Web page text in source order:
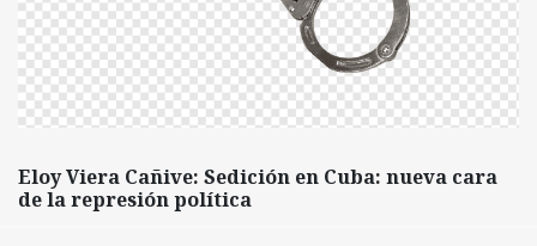
Eloy Viera Cañive: Sedición en Cuba: nueva cara
de la represión política